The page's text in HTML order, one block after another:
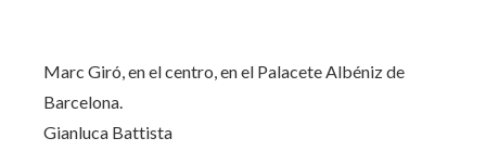
Marc Giró, en el centro, en el Palacete Albéniz de
Barcelona.
Gianluca Battista